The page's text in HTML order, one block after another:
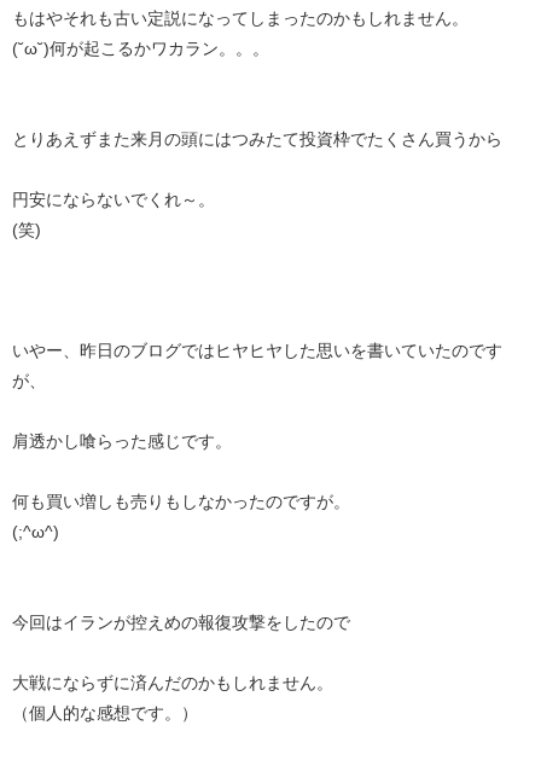
もはやそれも古い定説になってしまったのかもしれません。
(˘ω˘)何が起こるかワカラン。。。
とりあえずまた来月の頭にはつみたて投資枠でたくさん買うから
円安にならないでくれ～。
(笑)
いやー、昨日のブログではヒヤヒヤした思いを書いていたのです
が、
肩透かし喰らった感じです。
何も買い増しも売りもしなかったのですが。
(;^ω^)
今回はイランが控えめの報復攻撃をしたので
大戦にならずに済んだのかもしれません。
（個人的な感想です。）